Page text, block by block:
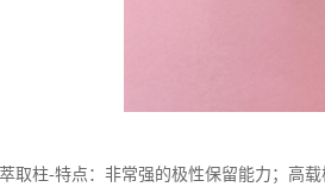
取柱-特点：非常强的极性保留能力；高